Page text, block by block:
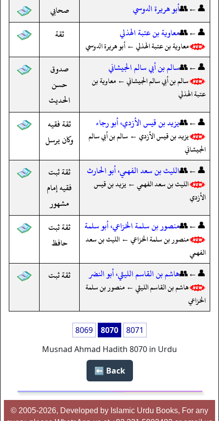
👤←👥أبو هريرة الدوسي
صحابي
👤←👥معاوية بن عتبة الهذلي
معاوية بن عتبة الهذلي ← أبو هريرة الدوسي
ثقة
👤←👥سالم بن أبي سالم الجيشاني
سالم بن أبي سالم الجيشاني ← معاوية بن
عتبة الهذلي
صدوق
حسن
الحديث
👤←👥يزيد بن قيس الأزدي، أبو رجاء
يزيد بن قيس الأزدي ← سالم بن أبي سالم
الجيشاني
ثقة فقيه
وكان يرسل
👤←👥الليث بن سعد الفهمي، أبو الحارث
الليث بن سعد الفهمي ← يزيد بن قيس
الأزدي
ثقة ثبت
فقيه إمام
مشهور
👤←👥منصور بن سلمة الخزاعي، أبو سلمة
منصور بن سلمة الخزاعي ← الليث بن سعد
الفهمي
ثقة ثبت
حافظ
👤←👥هاشم بن القاسم الليثي، أبو النضر
هاشم بن القاسم الليثي ← منصور بن سلمة
الخزاعي
ثقة ثبت
8069 8070
8071
Musnad Ahmad Hadith 8070 in Urdu
Back ⬅️
© 2005-2026, Developed by Islamic Urdu Books, For any